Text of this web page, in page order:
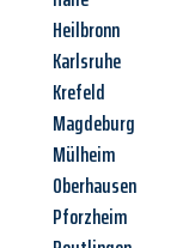
Heilbronn
Karlsruhe
Krefeld
Magdeburg
Mülheim
Oberhausen
Pforzheim